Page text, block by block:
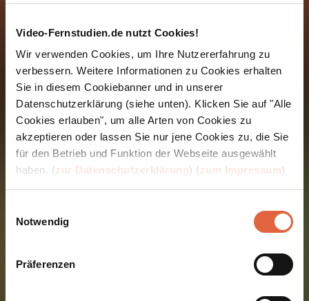
Video-Fernstudien.de nutzt Cookies!
Wir verwenden Cookies, um Ihre Nutzererfahrung zu
verbessern. Weitere Informationen zu Cookies erhalten
Sie in diesem Cookiebanner und in unserer
Datenschutzerklärung (siehe unten). Klicken Sie auf "Alle
Cookies erlauben", um alle Arten von Cookies zu
akzeptieren oder lassen Sie nur jene Cookies zu, die Sie
für den Betrieb und Funktion der Webseite ausgewählt
haben. (zur Datenschutzerklärung) (zum Impressum)
Notwendig
Präferenzen
erfolgreich zu absolvieren.
Wie gehen Sie nun am Besten
vor um den
Bildungsgutschein zu
erhalten und Ihre
Weiterbildung zu starten?